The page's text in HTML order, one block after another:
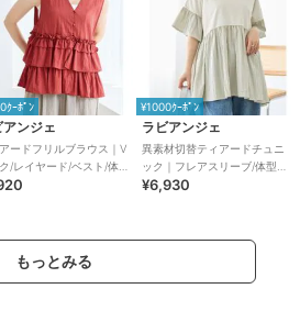
ｸｰﾎﾟﾝ
アンジェ
ードフリルブラウス｜V
/レイヤード/ベスト/体型
¥1000ｸｰﾎﾟﾝ
ラビアンジェ
異素材切替ティアードチュニ
ック｜フレアスリーブ/体型カ
バー
¥6,930
もっとみる